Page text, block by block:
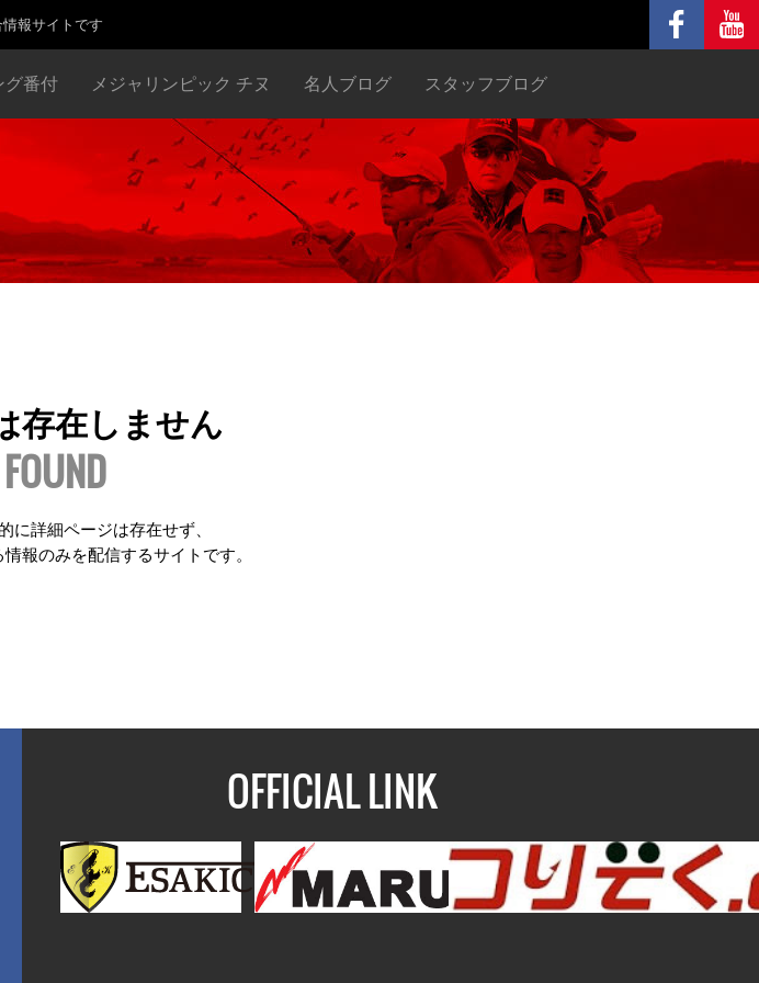
報サイトです
グ番付 メジャリンピック チヌ 名人ブログ スタッフブログ
存在しません
に詳細ページは存在せず、
報のみを配信するサイトです。
OFFICIAL LINK